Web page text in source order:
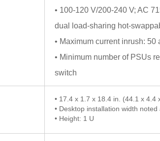
• 100-120 V/200-240 V; AC
dual load-sharing hot-
• Maximum current inrush: 50
• Minimum number of PSUs
switch
• 17.4 x 1.7 x 18.4 in. (44.1 x 4.4
• Desktop installation width
• Height: 1 U